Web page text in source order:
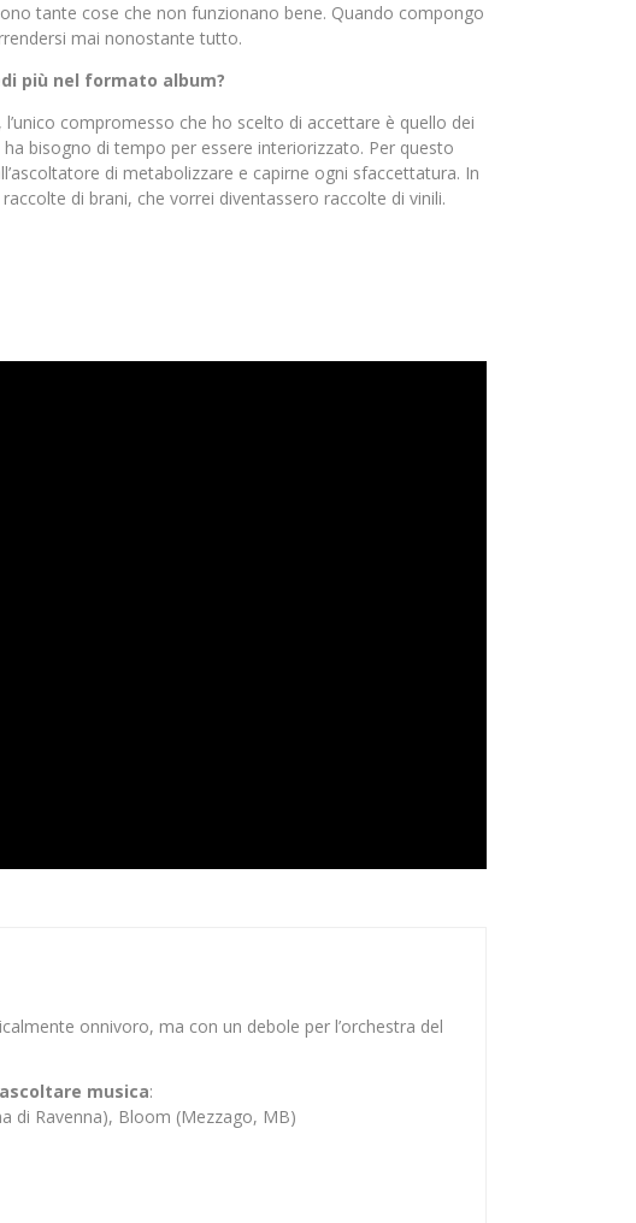
tante cose che non funzionano bene. Quando compongo
mai nonostante tutto.
più nel formato album?
compromesso che ho scelto di accettare è quello dei
bisogno di tempo per essere interiorizzato. Per questo
di metabolizzare e capirne ogni sfaccettatura. In
di brani, che vorrei diventassero raccolte di vinili.
onnivoro, ma con un debole per l’orchestra del
musica:
di Ravenna), Bloom (Mezzago, MB)